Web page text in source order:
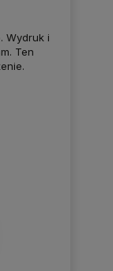
Wydruk i
Ten